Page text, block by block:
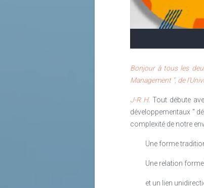
Il y a dans cette anecdote,
Lire la suite
Lire la suite
Bonjour à tous les
Management ", de
J-R H. Tout débute
développementaux "
complexité de notre
Une forme
Une relation
et un lien